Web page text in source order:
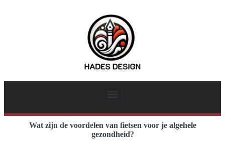
Wat zijn de voordelen van fietsen voor je algehele
gezondheid?